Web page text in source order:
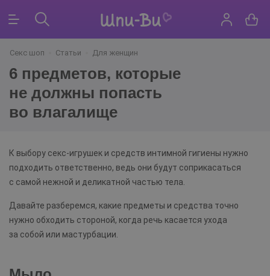
Секс шоп Статьи Для женщин
6 предметов, которые
не должны попасть
во влагалище
К выбору секс-игрушек и средств интимной гигиены нужно
подходить ответственно, ведь они будут соприкасаться
с самой нежной и деликатной частью тела.
Давайте разберемся, какие предметы и средства точно
нужно обходить стороной, когда речь касается ухода
за собой или мастурбации.